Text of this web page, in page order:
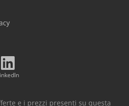
e i prezzi presenti su questa